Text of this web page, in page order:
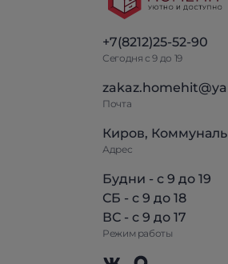
+7(8212)25-52-90
Сегодня с 9 до 19
Почта
Киров,
Адрес
Будни - с 9 до 19
СБ - с 9 до 18
ВС - с 9 до 17
Режим работы